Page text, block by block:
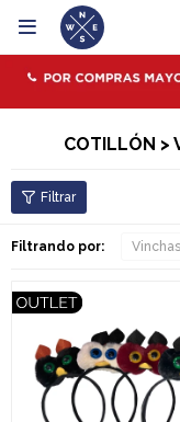

COTILLÓN >
Filtrando por: Vinchas